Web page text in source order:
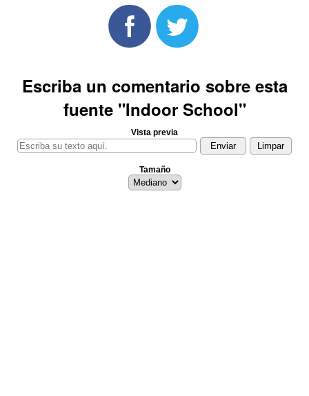
Escriba un comentario sobre esta
fuente "Indoor School"
Vista previa
Tamaño